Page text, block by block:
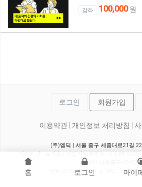
홈 로그인 마이
강좌 100,000원
로그인 회원가입
이용약관| 개인정보 처리방침
(주)엠딕 | 서울 중구 세종대로21길
대표자명 : 유하용 | 사업자등록번호 : 478-88-
2019-서울중구-0267호
전화 02)6949-6176 | e-MAIL :